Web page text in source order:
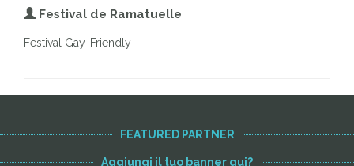
Festival de Ramatuelle
Festival Gay-Friendly
FEATURED PARTNER
Aggiungi il tuo banner qui?